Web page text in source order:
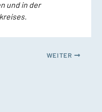
und in der
WEITER